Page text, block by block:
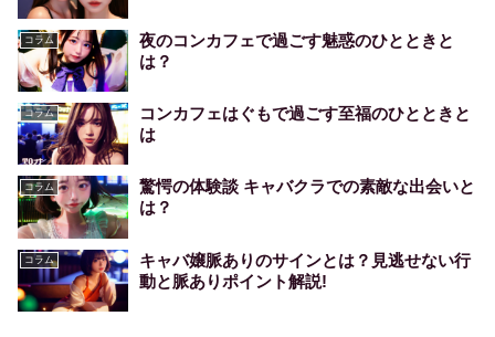
コラム
夜のコンカフェで過ごす魅惑のひとときと
は？
コラム
コンカフェはぐもで過ごす至福のひとときと
は
コラム
驚愕の体験談 キャバクラでの素敵な出会いと
は？
コラム
キャバ嬢脈ありのサインとは？見逃せない行
動と脈ありポイント解説!